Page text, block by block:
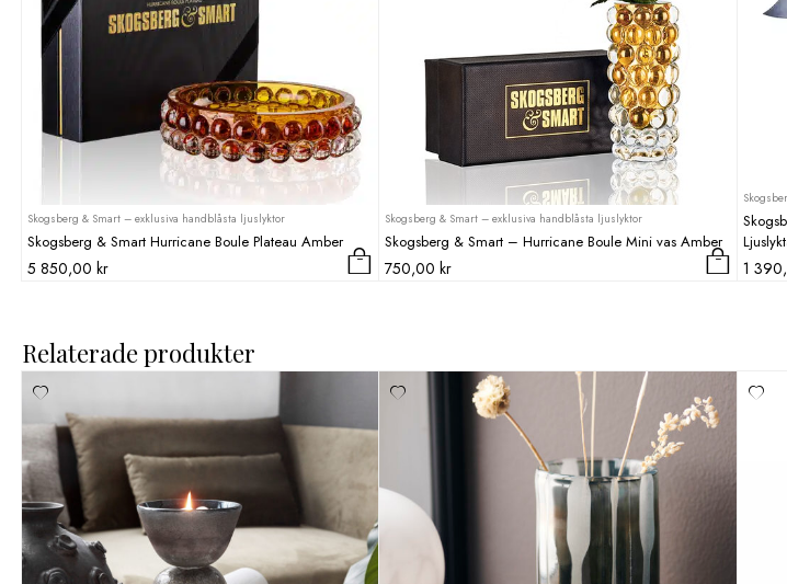
Skogsberg & Smart – exklusiva handblåsta ljuslyktor
Skogsberg & Smart Hurricane Boule Plateau Amber
5 850,00 kr
Skogsberg & Smart – exklusiva handblåsta ljuslyktor
Skogsberg & Smart – Hurricane Boule Mini vas Amber
750,00kr 1
Relaterade produkter